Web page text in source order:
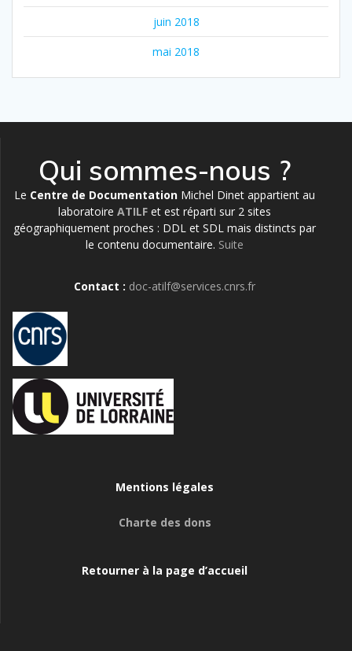
juin 2018
mai 2018
Qui sommes-nous ?
Le Centre de Documentation Michel Dinet appartient au
laboratoire ATILF et est réparti sur 2 sites
géographiquement proches : DDL et SDL mais distincts par
le contenu documentaire. Suite
Contact : doc-atilf@services.cnrs.fr
Mentions légales
Charte des dons
Retourner à la page d’accueil